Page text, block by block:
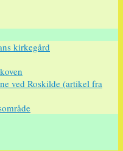
kirkegård
ved Roskilde (artikel fra